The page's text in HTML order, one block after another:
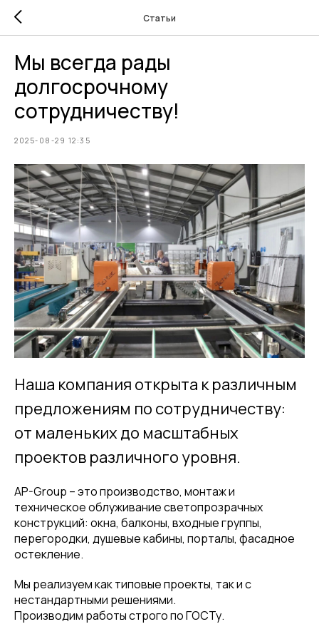
Статьи
Мы всегда рады
долгосрочному
сотрудничеству!
2025-08-29 12:35
Наша компания открыта к различным
предложениям по сотрудничеству:
от маленьких до масштабных
проектов различного уровня.
AP-Group – это производство, монтаж и
техническое облуживание светопрозрачных
конструкций: окна, балконы, входные группы,
перегородки, душевые кабины, порталы, фасадное
остекление.
Мы реализуем как типовые проекты, так и с
нестандартными решениями.
Производим работы строго по ГОСТу.